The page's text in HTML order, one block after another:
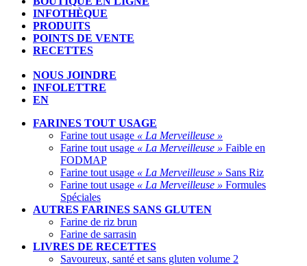
INFOTHÈQUE
PRODUITS
POINTS DE VENTE
RECETTES
NOUS JOINDRE
INFOLETTRE
EN
FARINES TOUT USAGE
Farine tout usage « La Merveilleuse »
Farine tout usage « La Merveilleuse » Faible en
FODMAP
Farine tout usage « La Merveilleuse » Sans Riz
Farine tout usage « La Merveilleuse » Formules
Spéciales
AUTRES FARINES SANS GLUTEN
Farine de riz brun
Farine de sarrasin
LIVRES DE RECETTES
Savoureux, santé et sans gluten volume 2